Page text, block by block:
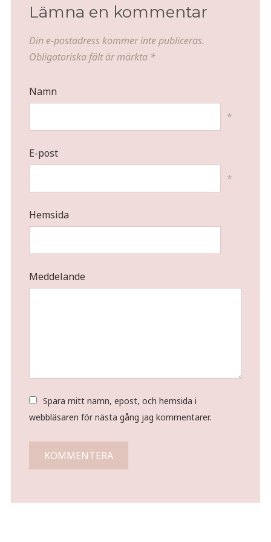
Lämna en kommentar
Din e-postadress kommer inte publiceras.
Obligatoriska fält är märkta *
Namn
*
E-post
*
Hemsida
Meddelande
Spara mitt namn, epost, och hemsida i
webbläsaren för nästa gång jag kommentarer.